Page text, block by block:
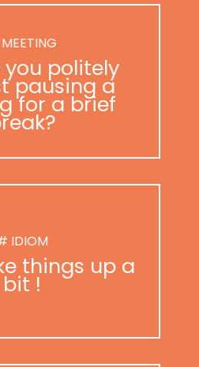
you politely
pausing a
for a brief
IDIOM
things up a
bit !